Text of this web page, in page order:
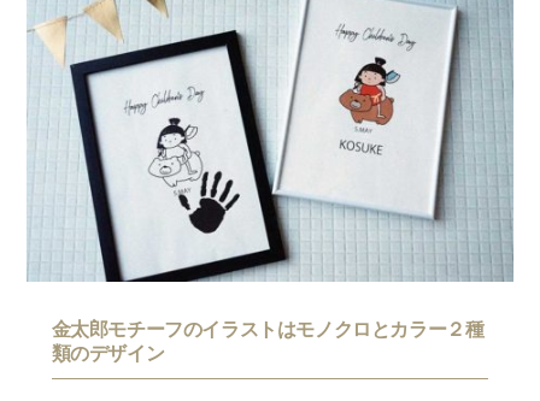
金太郎モチーフのイラストはモノクロとカラー２種
類のデザイン